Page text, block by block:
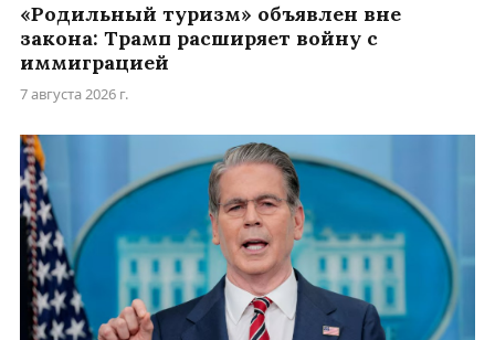
«Родильный туризм» объявлен вне
закона: Трамп расширяет войну с
иммиграцией
7 августа 2026 г.